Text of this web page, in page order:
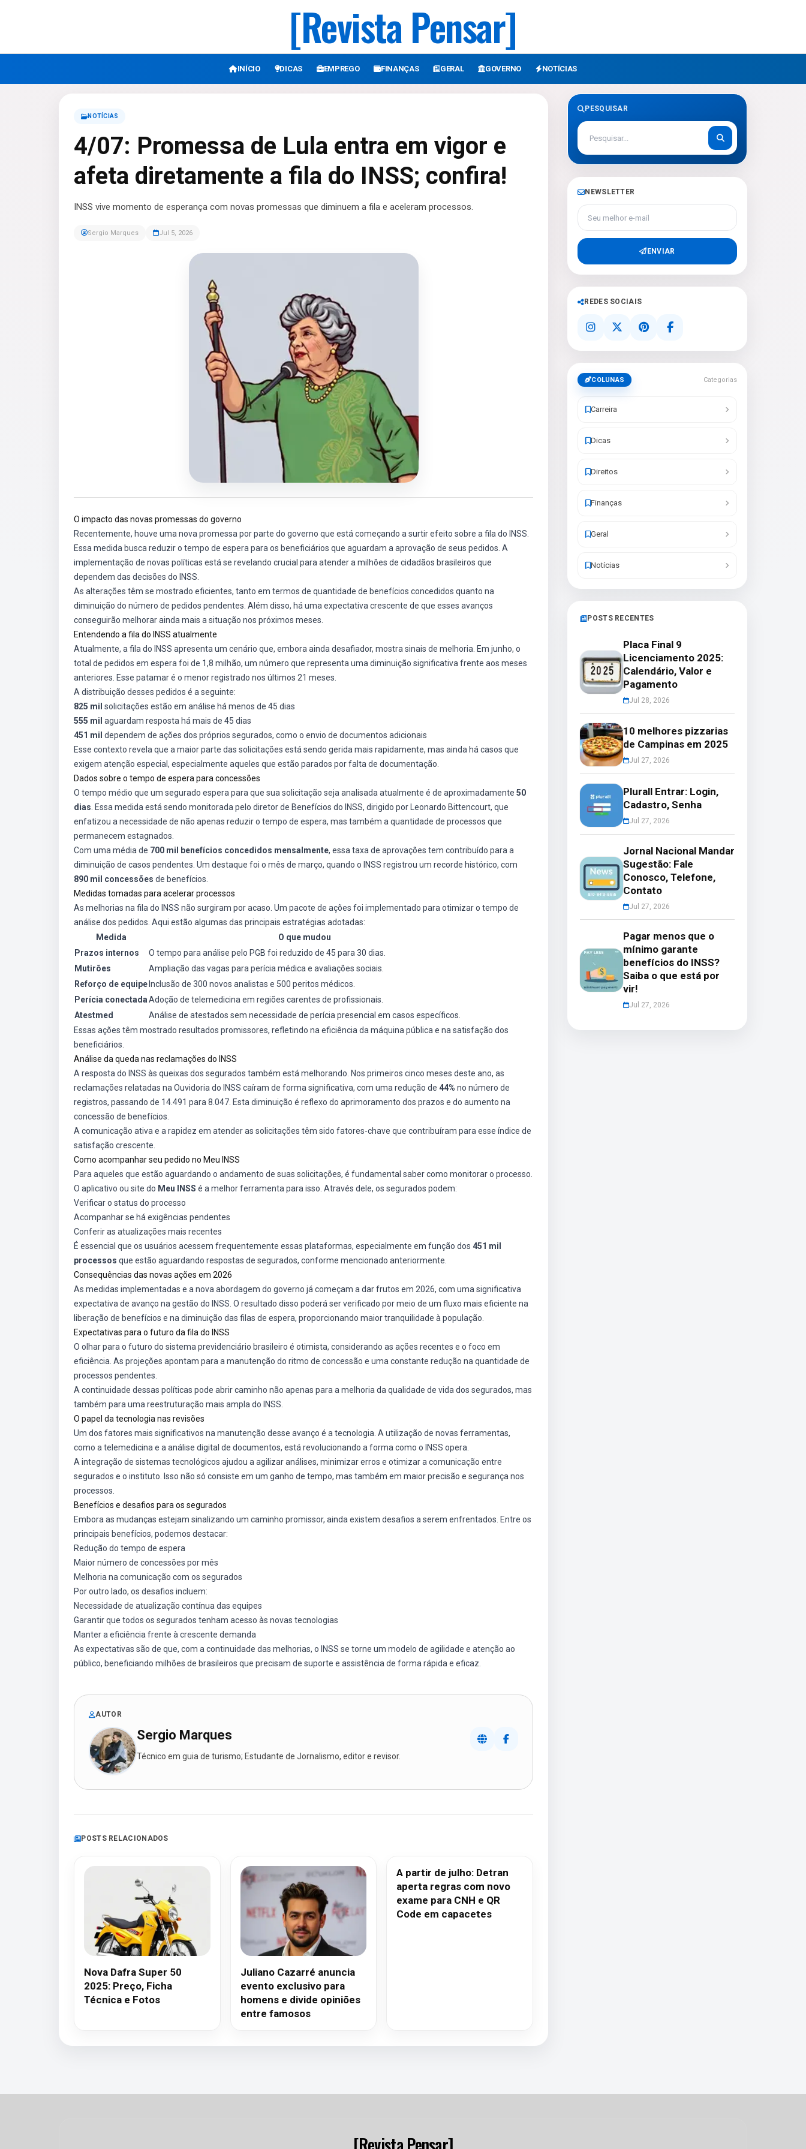
[Revista Pensar]
INÍCIO DICAS EMPREGO FINANÇAS GERAL GOVERNO NOTÍCIAS
NOTÍCIAS
4/07: Promessa de Lula entra em vigor e
afeta diretamente a fila do INSS; confira!
INSS vive momento de esperança com novas promessas que diminuem a fila e aceleram processos.
Sergio Marques Jul 5, 2026
O impacto das novas promessas do governo
Recentemente, houve uma nova promessa por parte do governo que está começando a surtir efeito sobre a fila do INSS.
Essa medida busca reduzir o tempo de espera para os beneficiários que aguardam a aprovação de seus pedidos. A
implementação de novas políticas está se revelando crucial para atender a milhões de cidadãos brasileiros que
dependem das decisões do INSS.
As alterações têm se mostrado eficientes, tanto em termos de quantidade de benefícios concedidos quanto na
diminuição do número de pedidos pendentes. Além disso, há uma expectativa crescente de que esses avanços
conseguirão melhorar ainda mais a situação nos próximos meses.
Entendendo a fila do INSS atualmente
Atualmente, a fila do INSS apresenta um cenário que, embora ainda desafiador, mostra sinais de melhoria. Em junho, o
total de pedidos em espera foi de 1,8 milhão, um número que representa uma diminuição significativa frente aos meses
anteriores. Esse patamar é o menor registrado nos últimos 21 meses.
A distribuição desses pedidos é a seguinte:
825 mil solicitações estão em análise há menos de 45 dias
555 mil aguardam resposta há mais de 45 dias
451 mil dependem de ações dos próprios segurados, como o envio de documentos adicionais
Esse contexto revela que a maior parte das solicitações está sendo gerida mais rapidamente, mas ainda há casos que
exigem atenção especial, especialmente aqueles que estão parados por falta de documentação.
Dados sobre o tempo de espera para concessões
O tempo médio que um segurado espera para que sua solicitação seja analisada atualmente é de aproximadamente 50
dias . Essa medida está sendo monitorada pelo diretor de Benefícios do INSS, dirigido por Leonardo Bittencourt, que
enfatizou a necessidade de não apenas reduzir o tempo de espera, mas também a quantidade de processos que
permanecem estagnados.
Com uma média de 700 mil benefícios concedidos mensalmente, essa taxa de aprovações tem contribuído para a
diminuição de casos pendentes. Um destaque foi o mês de março, quando o INSS registrou um recorde histórico, com
890 mil concessões de benefícios.
Medidas tomadas para acelerar processos
As melhorias na fila do INSS não surgiram por acaso. Um pacote de ações foi implementado para otimizar o tempo de
análise dos pedidos. Aqui estão algumas das principais estratégias adotadas:
Medida
O que mudou
Prazos internos
O tempo para análise pelo PGB foi reduzido de 45 para 30 dias.
Mutirões
Ampliação das vagas para perícia médica e avaliações sociais.
Reforço de equipe Inclusão de 300 novos analistas e 500 peritos médicos.
Perícia conectadaAdoção de telemedicina em regiões carentes de profissionais.
Atestmed
Análise de atestados sem necessidade de perícia presencial em casos específicos.
Essas ações têm mostrado resultados promissores, refletindo na eficiência da máquina pública e na satisfação dos
beneficiários.
Análise da queda nas reclamações do INSS
A resposta do INSS às queixas dos segurados também está melhorando. Nos primeiros cinco meses deste ano, as
reclamações relatadas na Ouvidoria do INSS caíram de forma significativa, com uma redução de 44% no número de
registros, passando de 14.491 para 8.047. Esta diminuição é reflexo do aprimoramento dos prazos e do aumento na
concessão de benefícios.
A comunicação ativa e a rapidez em atender as solicitações têm sido fatores-chave que contribuíram para esse índice de
satisfação crescente.
Como acompanhar seu pedido no Meu INSS
Para aqueles que estão aguardando o andamento de suas solicitações, é fundamental saber como monitorar o processo.
O aplicativo ou site do Meu INSS é a melhor ferramenta para isso. Através dele, os segurados podem:
Verificar o status do processo
Acompanhar se há exigências pendentes
Conferir as atualizações mais recentes
É essencial que os usuários acessem frequentemente essas plataformas, especialmente em função dos 451 mil
processos que estão aguardando respostas de segurados, conforme mencionado anteriormente.
Consequências das novas ações em 2026
As medidas implementadas e a nova abordagem do governo já começam a dar frutos em 2026, com uma significativa
expectativa de avanço na gestão do INSS. O resultado disso poderá ser verificado por meio de um fluxo mais eficiente na
liberação de benefícios e na diminuição das filas de espera, proporcionando maior tranquilidade à população.
Expectativas para o futuro da fila do INSS
O olhar para o futuro do sistema previdenciário brasileiro é otimista, considerando as ações recentes e o foco em
eficiência. As projeções apontam para a manutenção do ritmo de concessão e uma constante redução na quantidade de
processos pendentes.
A continuidade dessas políticas pode abrir caminho não apenas para a melhoria da qualidade de vida dos segurados, mas
também para uma reestruturação mais ampla do INSS.
O papel da tecnologia nas revisões
Um dos fatores mais significativos na manutenção desse avanço é a tecnologia. A utilização de novas ferramentas,
como a telemedicina e a análise digital de documentos, está revolucionando a forma como o INSS opera.
A integração de sistemas tecnológicos ajudou a agilizar análises, minimizar erros e otimizar a comunicação entre
segurados e o instituto. Isso não só consiste em um ganho de tempo, mas também em maior precisão e segurança nos
processos.
Benefícios e desafios para os segurados
Embora as mudanças estejam sinalizando um caminho promissor, ainda existem desafios a serem enfrentados. Entre os
principais benefícios, podemos destacar:
Redução do tempo de espera
Maior número de concessões por mês
Melhoria na comunicação com os segurados
Por outro lado, os desafios incluem:
Necessidade de atualização contínua das equipes
Garantir que todos os segurados tenham acesso às novas tecnologias
Manter a eficiência frente à crescente demanda
As expectativas são de que, com a continuidade das melhorias, o INSS se torne um modelo de agilidade e atenção ao
público, beneficiando milhões de brasileiros que precisam de suporte e assistência de forma rápida e eficaz.
AUTOR
Sergio Marques
Técnico em guia de turismo; Estudante de Jornalismo, editor e revisor.
POSTS RELACIONADOS
Nova Dafra Super 50
2025: Preço, Ficha
Técnica e Fotos
Juliano Cazarré anuncia
evento exclusivo para
homens e divide opiniões
entre famosos
A partir de julho: Detran
aperta regras com novo
exame para CNH e QR
Code em capacetes
PESQUISAR
NEWSLETTER
Seu melhor e-mail
ENVIAR
REDES SOCIAIS
COLUNAS Categorias
Carreira
Dicas
Direitos
Finanças
Geral
Notícias
POSTS RECENTES
Placa Final 9
Licenciamento 2025:
Calendário, Valor e
Pagamento
Jul 28, 2026
10 melhores pizzarias
de Campinas em 2025
Jul 27, 2026
Plurall Entrar: Login,
Cadastro, Senha
Jul 27, 2026
Jornal Nacional Mandar
Sugestão: Fale
Conosco, Telefone,
Contato
Jul 27, 2026
Pagar menos que o
mínimo garante
benefícios do INSS?
Saiba o que está por
vir!
Jul 27, 2026